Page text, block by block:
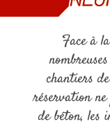
Face à
chantiers
réservation
de béton, les